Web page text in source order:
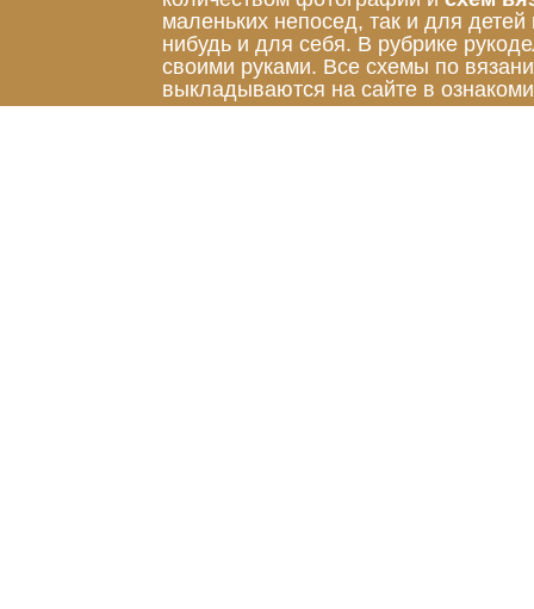
маленьких непосед, так и для
нибудь и для себя. В рубрике
своими руками. Все схемы по
выкладываются на сайте в